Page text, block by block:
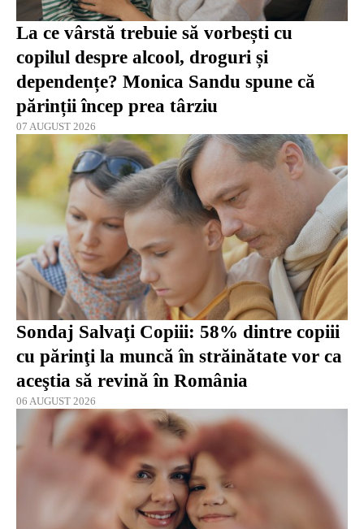
La ce vârstă trebuie să vorbești cu
copilul despre alcool, droguri și
dependențe? Monica Sandu spune că
părinții încep prea târziu
07 AUGUST 2026
Sondaj Salvaţi Copiii: 58% dintre copiii
cu părinţi la muncă în străinătate vor ca
aceştia să revină în România
06 AUGUST 2026